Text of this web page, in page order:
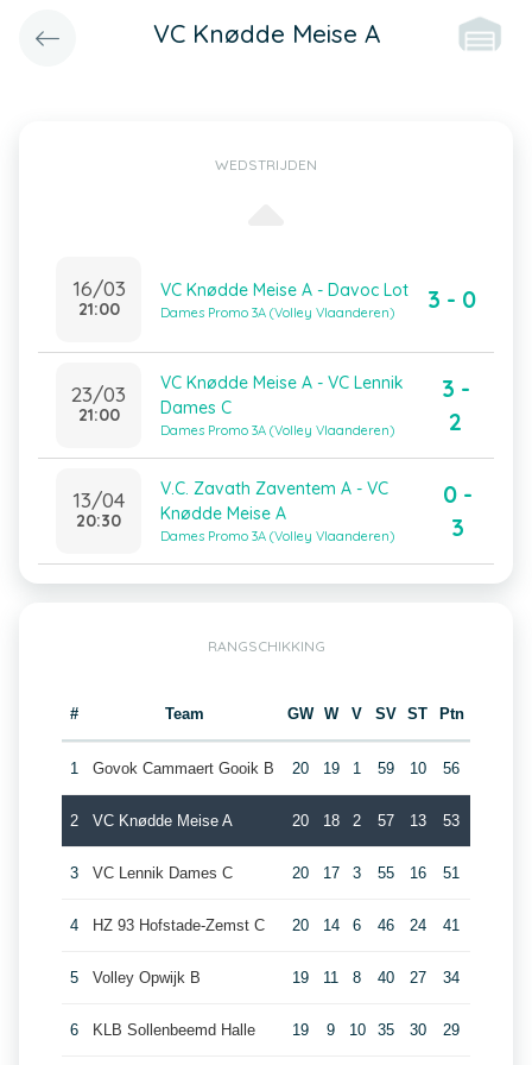
VC Knødde Meise A
WEDSTRIJDEN
16/03
21:00
VC Knødde Meise A - Davoc Lot
Dames Promo 3A (Volley Vlaanderen) 3 - 0
23/03
21:00
VC Knødde Meise A - VC Lennik
Dames C
Dames Promo 3A (Volley Vlaanderen)
3 -
2
13/04
20:30
V.C. Zavath Zaventem A - VC
Knødde Meise A
Dames Promo 3A (Volley Vlaanderen)
0 -
3
RANGSCHIKKING
# Team GW W V SV ST Ptn
1 Govok Cammaert Gooik B 20 19 1 59 10 56
2 VC Knødde Meise A 20 18 2 57 13 53
3 VC Lennik Dames C 20 17 3 55 16 51
4 HZ 93 Hofstade-Zemst C 20 14 6 46 24 41
5 Volley Opwijk B 19 11 8 40 27 34
6 KLB Sollenbeemd Halle 19 9 10 35 30 29